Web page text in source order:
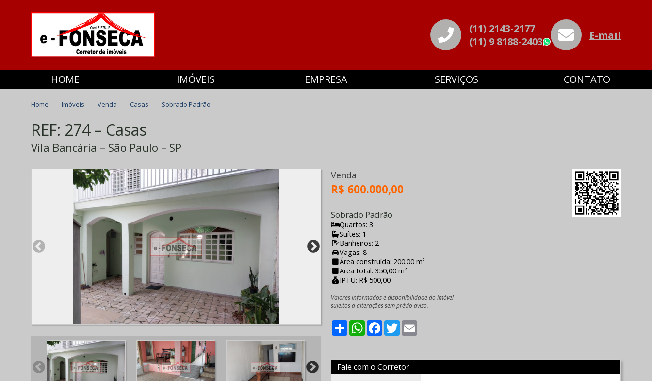
(11) 2143-2177
(11) 9 8188-2403
WhatsApp
E-mail
HOME IMÓVEIS EMPRESA SERVIÇOS CONTATO
Home Imóveis Venda Casas Sobrado Padrão
REF: 274 – Casas
Vila Bancária – São Paulo – SP
Venda
R$ 600.000,00
Sobrado Padrão
Quartos: 3
Suítes: 1
Banheiros: 2
Vagas: 8
Área construída: 200.00 m²
Área total: 350,00 m²
IPTU: R$ 500,00
Valores informados e disponibilidade do imóvel
sujeitos a alterações sem prévio aviso.
ShareWhatsApp
Facebook
Twitter
Fale com o Corretor